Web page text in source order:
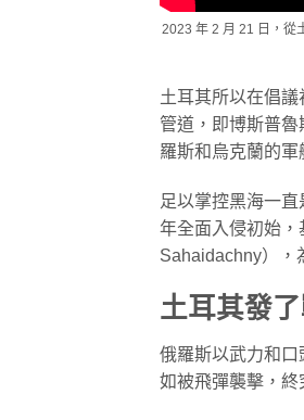
2023 年 2 月 21 日，從
土耳其所以在倡
管道，即博斯普
羅斯和烏克蘭的
足以掌控黑海一
年全面入侵初始
Sahaidachny），
土耳其發
俄羅斯以武力和口
如被飛彈襲擊，終